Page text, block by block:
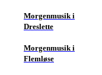
Morgenmusik i
Dreslette
Morgenmusik i
Flemløse